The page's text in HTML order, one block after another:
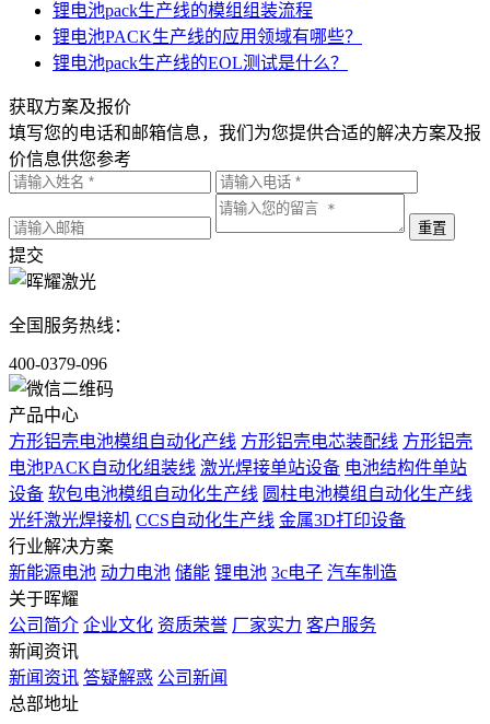
锂电池pack生产线的模组组装流程
锂电池PACK生产线的应用领域有哪些？
锂电池pack生产线的EOL测试是什么？
获取方案及报价
填写您的电话和邮箱信息，我们为您提供合适的解决方案及报
价信息供您参考
提交
全国服务热线：
400-0379-096
产品中心
方形铝壳电池模组自动化产线 方形铝壳电芯装配线 方形铝壳
电池PACK自动化组装线 激光焊接单站设备 电池结构件单站
设备 软包电池模组自动化生产线 圆柱电池模组自动化生产线
光纤激光焊接机 CCS自动化生产线 金属3D打印设备
行业解决方案
新能源电池 动力电池 储能 锂电池 3c电子 汽车制造
关于晖耀
公司简介 企业文化 资质荣誉 厂家实力 客户服务
新闻资讯
新闻资讯 答疑解惑 公司新闻
总部地址